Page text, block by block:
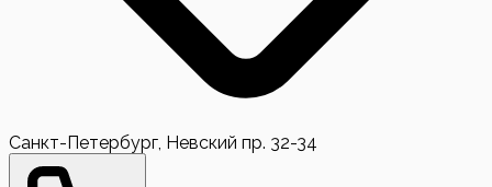
Санкт-Петербург, Невский пр. 32-34